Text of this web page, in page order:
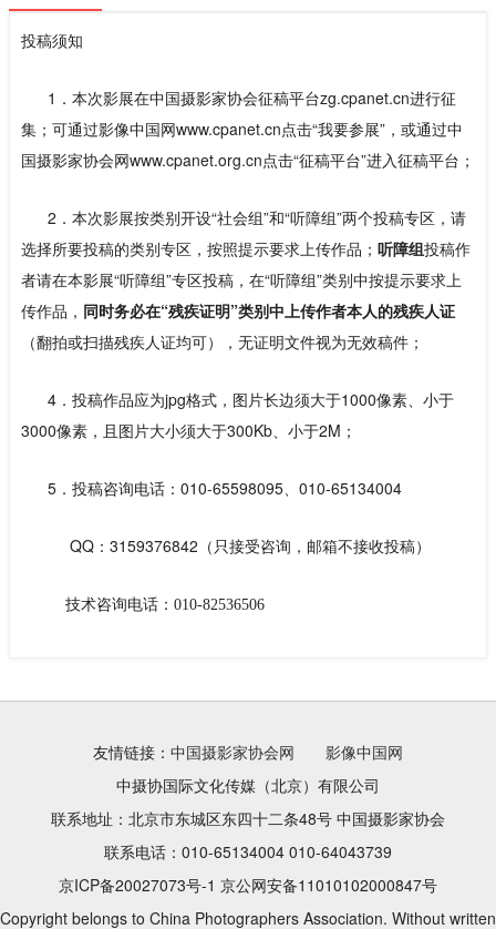
投稿须知
1．本次影展在中国摄影家协会征稿平台zg.cpanet.cn进行征
集；可通过影像中国网www.cpanet.cn点击“我要参展”，或通过中
国摄影家协会网www.cpanet.org.cn点击“征稿平台”进入征稿平台；
2．本次影展按类别开设“社会组”和“听障组”两个投稿专区，请
选择所要投稿的类别专区，按照提示要求上传作品； 听障组投稿作
者请在本影展“听障组”专区投稿，在“听障组”类别中按提示要求上
传作品， 同时务必在“残疾证明”类别中上传作者本人的残疾人证
（翻拍或扫描残疾人证均可），无证明文件视为无效稿件；
4．投稿作品应为jpg格式，图片长边须大于1000像素、小于
3000像素，且图片大小须大于300Kb、小于2M；
5．投稿咨询电话：010-65598095、010-65134004
QQ：3159376842（只接受咨询，邮箱不接收投稿）
技术咨询电话： 010-82536506
友情链接： 中国摄影家协会网
影像中国网
中摄协国际文化传媒（北京）有限公司
联系地址：北京市东城区东四十二条48号 中国摄影家协会
联系电话：010-65134004 010-64043739
京ICP备20027073号-1 京公网安备11010102000847号
Copyright belongs to China Photographers Association. Without written